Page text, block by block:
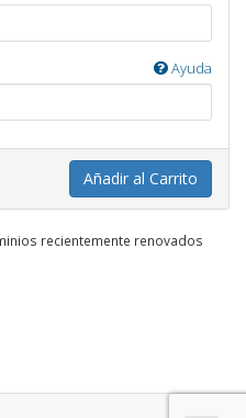
Ayuda
Añadir al Carrito
recientemente renovados